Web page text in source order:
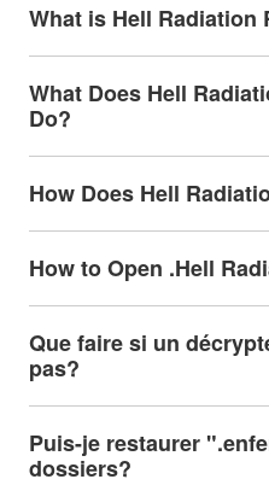
What is Hell Radiation
What Does Hell
Do?
How Does Hell
How to Open .Hell
Que faire si un
pas?
Puis-je restaurer
dossiers?